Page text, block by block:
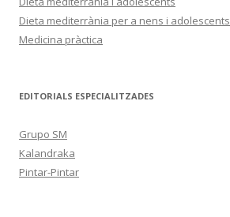
Dieta mediterrània per a nens i adolescents
Medicina pràctica
EDITORIALS ESPECIALITZADES
Grupo SM
Kalandraka
Pintar-Pintar